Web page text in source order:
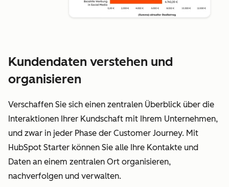
Kundendaten verstehen und
organisieren
Verschaffen Sie sich einen zentralen Überblick über die
Interaktionen Ihrer Kundschaft mit Ihrem Unternehmen,
und zwar in jeder Phase der Customer Journey. Mit
HubSpot Starter können Sie alle Ihre Kontakte und
Daten an einem zentralen Ort organisieren,
nachverfolgen und verwalten.